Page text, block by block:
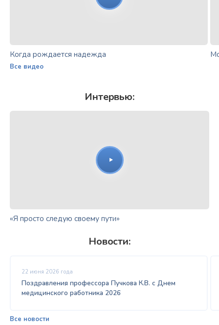
Когда рождается надежда
Все видео
Интервью:
«Я просто следую своему пути»
Новости:
22 июня 2026 года
Поздравления профессора Пучкова К.В. с Днем
медицинского работника 2026
Все новости